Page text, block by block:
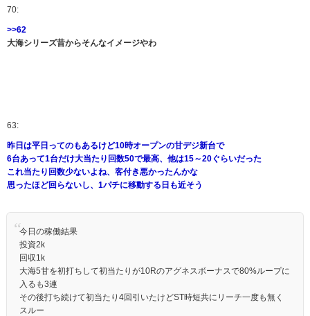
70:
>>62
大海シリーズ昔からそんなイメージやわ
63:
昨日は平日ってのもあるけど10時オープンの甘デジ新台で
6台あって1台だけ大当たり回数50で最高、他は15～20ぐらいだった
これ当たり回数少ないよね、客付き悪かったんかな
思ったほど回らないし、1パチに移動する日も近そう
今日の稼働結果
投資2k
回収1k
大海5甘を初打ちして初当たりが10Rのアグネスボーナスで80%ループに
入るも3連
その後打ち続けて初当たり4回引いたけどST時短共にリーチ一度も無く
スルー